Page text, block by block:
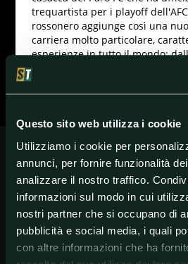
Questo sito web utilizza i cookie
Utilizziamo i cookie per
annunci, per fornire funzionalità
analizzare il nostro traffico.
informazioni sul modo in cui
nostri partner che si occupano di
pubblicità e social media, i quali
con altre informazioni che ha
trequartista per i playoff dell'AFC
rossonero aggiunge così una
carriera molto particolare,
esperienze in tutto il mondo:
Vitesse al Brasile con il
Pachuca all’ Azerbaigian, dalla